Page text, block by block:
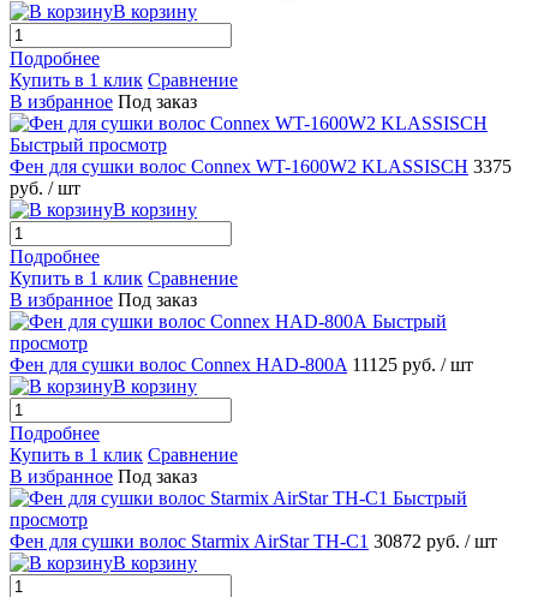
В корзину
Подробнее
Купить в 1 клик Сравнение
В избранное Под заказ
Быстрый просмотр
Фен для сушки волос Connex WT-1600W2 KLASSISCH 3375
руб. / шт
В корзину
Подробнее
Купить в 1 клик Сравнение
В избранное Под заказ
Быстрый
просмотр
Фен для сушки волос Connex HAD-800A 11125 руб. / шт
В корзину
Подробнее
Купить в 1 клик Сравнение
В избранное Под заказ
Быстрый
просмотр
Фен для сушки волос Starmix AirStar TH-C1 30872 руб. / шт
В корзину